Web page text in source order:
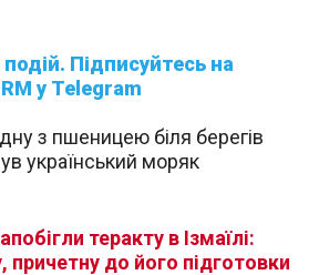
у Telegram
з пшеницею біля берегів
український моряк
теракту в Ізмаїлі:
причетну до його підготовки